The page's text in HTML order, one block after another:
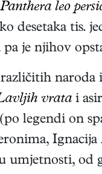
Panthera leo
desetaka tis.
je njihov
naroda
vrata i
legendi on
umjetnosti, od